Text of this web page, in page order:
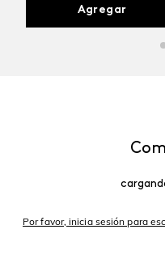
Agregar
Por favor, inicia sesión para